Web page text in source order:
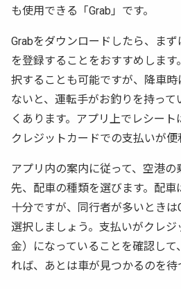
も使用できる「Grab」です。
Grabをダウンロードしたら、ま
を登録することをおすすめしま
択することも可能ですが、降車
ないと、運転手がお釣りを持って
くあります。アプリ上でレシー
クレジットカードでの支払いが便
アプリ内の案内に従って、空港の
先、配車の種類を選びます。配車
十分ですが、同行者が多いときは
選択しましょう。支払いがクレ
金）になっていることを確認し
れば、あとは車が見つかるのを待